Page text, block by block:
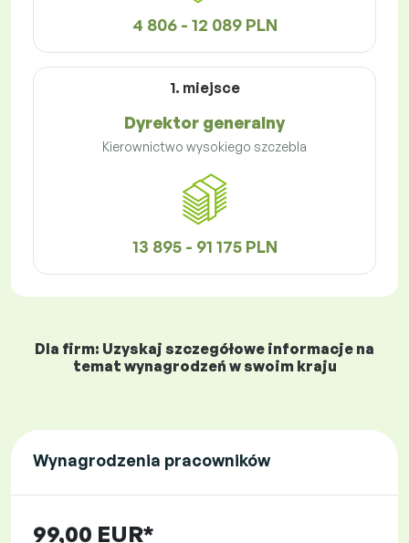
4 806 - 12 089 PLN
1. miejsce
Dyrektor generalny
Kierownictwo wysokiego szczebla
13 895 - 91 175 PLN
Dla firm: Uzyskaj szczegółowe informacje na
temat wynagrodzeń w swoim kraju
Wynagrodzenia pracowników
99,00 EUR*